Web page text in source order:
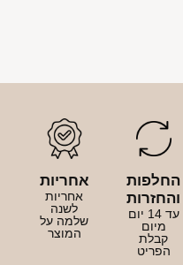
החלפות
והחזרות
עד 14 יום
מיום
קבלת
הפריט
אחריות
אחריות
לשנה
שלמה על
המוצר